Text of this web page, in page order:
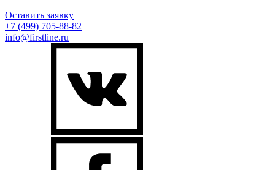
Оставить заявку
+7 (499) 705-88-82
info@firstline.ru